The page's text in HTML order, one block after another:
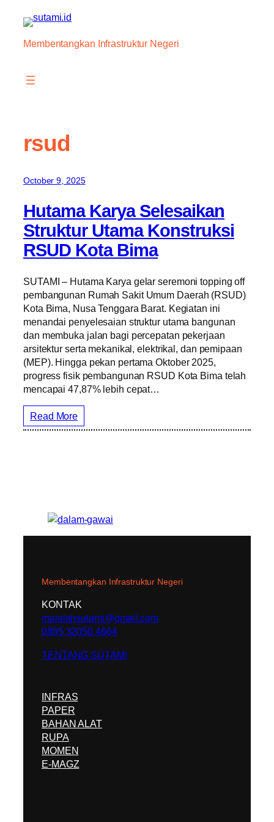
content
Membentangkan Infrastruktur Negeri
rsud
October 9, 2025
Hutama Karya Selesaikan
Struktur Utama Konstruksi
RSUD Kota Bima
SUTAMI – Hutama Karya gelar seremoni topping off
pembangunan Rumah Sakit Umum Daerah (RSUD)
Kota Bima, Nusa Tenggara Barat. Kegiatan ini
menandai penyelesaian struktur utama bangunan
dan membuka jalan bagi percepatan pekerjaan
arsitektur serta mekanikal, elektrikal, dan pemipaan
(MEP). Hingga pekan pertama Oktober 2025,
progress fisik pembangunan RSUD Kota Bima telah
mencapai 47,87% lebih cepat…
Read More
Membentangkan Infrastruktur Negeri
KONTAK
majalahsutami@gmail.com
0895 32050 4664
TENTANG SUTAMI
INFRAS
PAPER
BAHAN ALAT
RUPA
MOMEN
E-MAGZ